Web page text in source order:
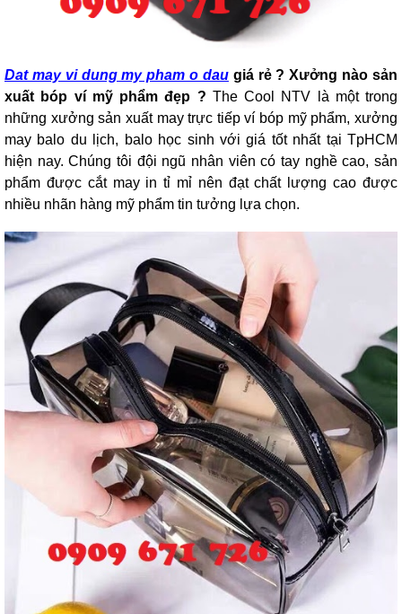
Dat may vi dung my pham o daugiá rẻ ? Xưởng nào sản
xuất bóp ví mỹ phẩm đẹp ? The Cool NTV là một trong
những xưởng sản xuất may trực tiếp ví bóp mỹ phẩm, xưởng
may balo du lịch, balo học sinh với giá tốt nhất tại TpHCM
hiện nay. Chúng tôi đội ngũ nhân viên có tay nghề cao, sản
phẩm được cắt may in tỉ mỉ nên đạt chất lượng cao được
nhiều nhãn hàng mỹ phẩm tin tưởng lựa chọn.